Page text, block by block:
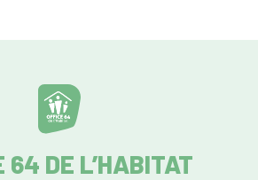
64 DE L’HABITAT